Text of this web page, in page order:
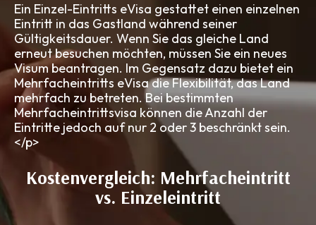
Ein Einzel-Eintritts eVisa gestattet einen einzelnen
Eintritt in das Gastland während seiner
Gültigkeitsdauer. Wenn Sie das gleiche Land
erneut besuchen möchten, müssen Sie ein neues
Visum beantragen. Im Gegensatz dazu bietet ein
Mehrfacheintritts eVisa die Flexibilität, das Land
mehrfach zu betreten. Bei bestimmten
Mehrfacheintrittsvisa können die Anzahl der
Eintritte jedoch auf nur 2 oder 3 beschränkt sein.
</p>
Kostenvergleich: Mehrfacheintritt
vs. Einzeleintritt